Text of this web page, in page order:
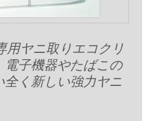
用ヤニ取りエコクリ
電子機器やたばこの
く新しい強力ヤニ